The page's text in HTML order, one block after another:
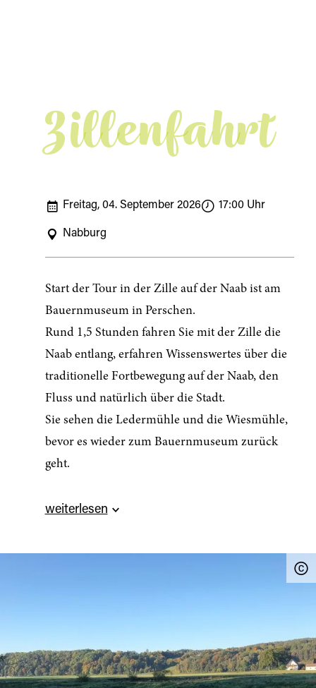
Zillenfahrt
Freitag, 04. September 2026 17:00 Uhr
Nabburg
Start der Tour in der Zille auf der Naab ist am
Bauernmuseum in Perschen.
Rund 1,5 Stunden fahren Sie mit der Zille die
Naab entlang, erfahren Wissenswertes über die
traditionelle Fortbewegung auf der Naab, den
Fluss und natürlich über die Stadt.
Sie sehen die Ledermühle und die Wiesmühle,
bevor es wieder zum Bauernmuseum zurück
geht.
Quelle:destination.one
weiterlesen